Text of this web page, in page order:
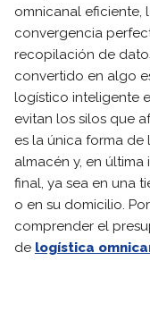
omnicanal eficiente,
convergencia
recopilación de
convertido en algo
logístico inteligente
evitan los silos que
es la única forma
almacén y, en
final, ya sea en una
o en su domicilio.
comprender el
de logística